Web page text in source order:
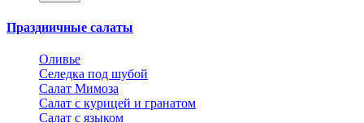
Праздничные салаты
Оливье
Селедка под шубой
Салат Мимоза
Салат с курицей и гранатом
Салат с языком